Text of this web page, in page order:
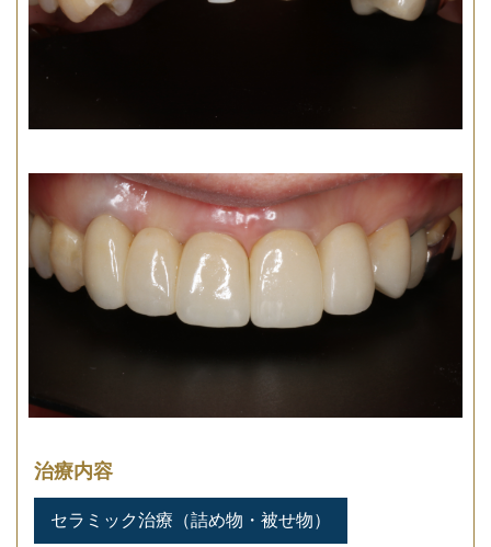
治療内容
セラミック治療（詰め物・被せ物）